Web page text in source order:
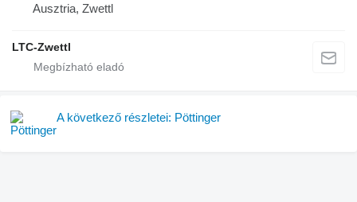
Ausztria, Zwettl
LTC-Zwettl
A következő részletei: Pöttinger